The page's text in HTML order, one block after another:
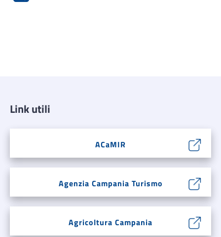
Link utili
ACaMIR
Agenzia Campania Turismo
Agricoltura Campania